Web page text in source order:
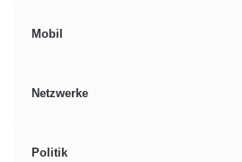
Mobil
Netzwerke
Politik